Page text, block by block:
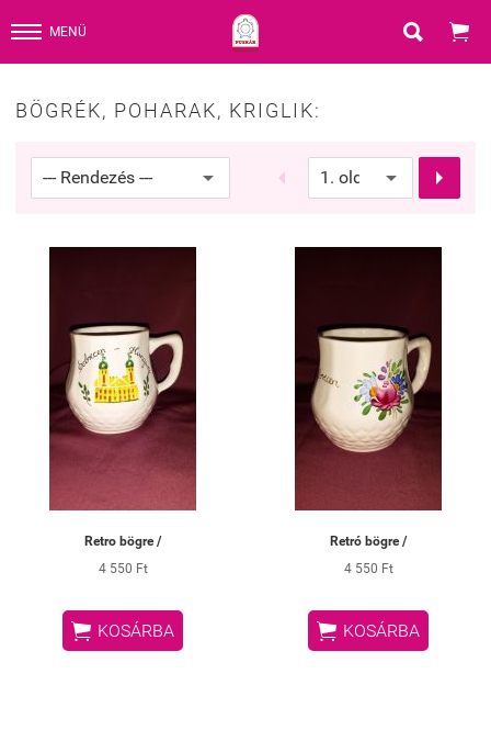
MENÜ  
BÖGRÉK, POHARAK, KRIGLIK:
 
Retro bögre /
4 550 Ft
 KOSÁRBA
Retró bögre /
4 550 Ft
 KOSÁRBA